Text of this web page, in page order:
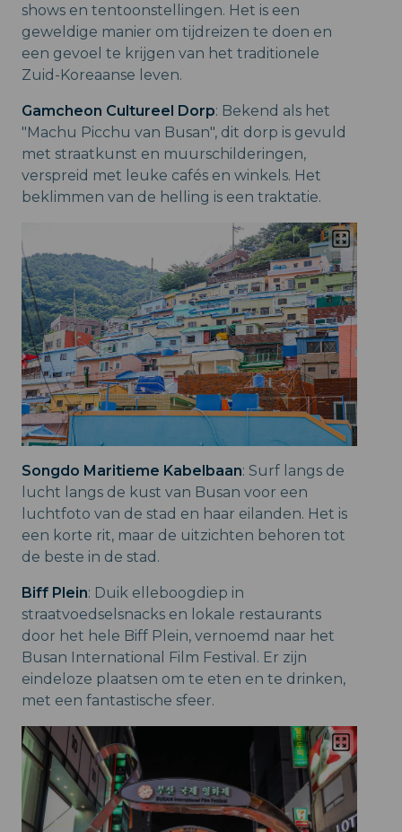
shows en tentoonstellingen. Het is een
geweldige manier om tijdreizen te doen en
een gevoel te krijgen van het traditionele
Zuid-Koreaanse leven.
Gamcheon Cultureel Dorp: Bekend als het
"Machu Picchu van Busan", dit dorp is gevuld
met straatkunst en muurschilderingen,
verspreid met leuke cafés en winkels. Het
beklimmen van de helling is een traktatie.
Songdo Maritieme Kabelbaan: Surf langs de
lucht langs de kust van Busan voor een
luchtfoto van de stad en haar eilanden. Het is
een korte rit, maar de uitzichten behoren tot
de beste in de stad.
Biff Plein: Duik elleboogdiep in
straatvoedselsnacks en lokale restaurants
door het hele Biff Plein, vernoemd naar het
Busan International Film Festival. Er zijn
eindeloze plaatsen om te eten en te drinken,
met een fantastische sfeer.